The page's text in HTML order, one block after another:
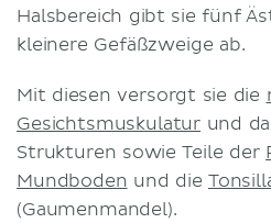
Halsbereich gibt sie fünf
kleinere Gefäßzweige ab.
Mit diesen versorgt sie die
Gesichtsmuskulatur und
Strukturen sowie Teile der
Mundboden und die
(Gaumenmandel).